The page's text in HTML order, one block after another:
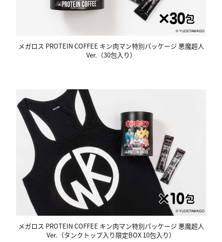
メガロス PROTEIN COFFEE キン肉マン特別パッケージ 悪魔超人
Ver.（30包入り）
メガロス PROTEIN COFFEE キン肉マン特別パッケージ 悪魔超人
Ver.（タンクトップ入り限定BOX 10包入り）